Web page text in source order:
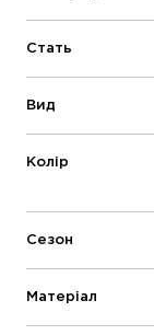
Стать
Вид
Колір
Сезон
Матеріал